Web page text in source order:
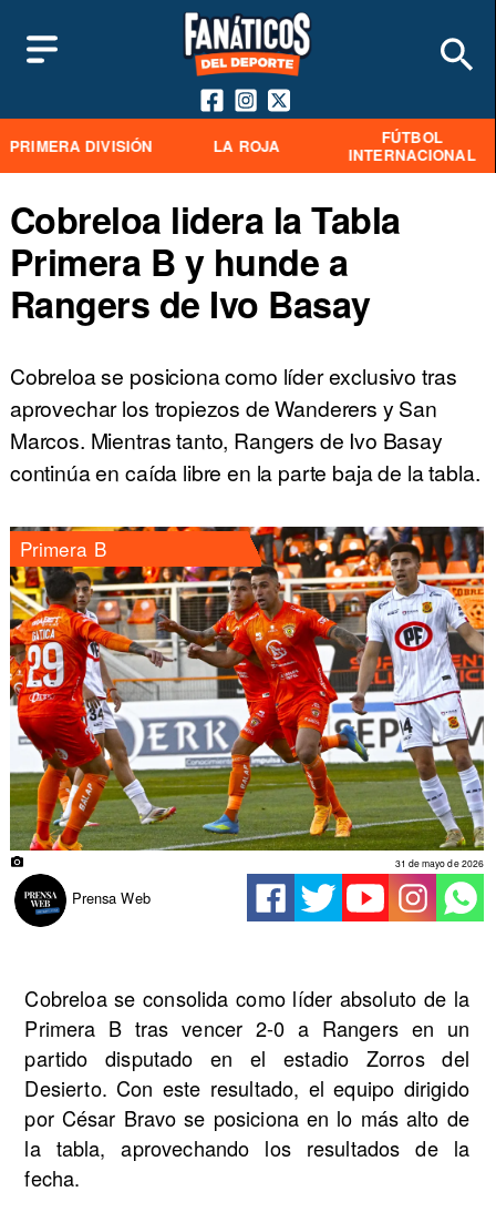
PRIMERA DIVISIÓN LA ROJA
FÚTBOL
INTERNACIONAL
Cobreloa lidera la Tabla
Primera B y hunde a
Rangers de Ivo Basay
Cobreloa se posiciona como líder exclusivo tras
aprovechar los tropiezos de Wanderers y San
Marcos. Mientras tanto, Rangers de Ivo Basay
continúa en caída libre en la parte baja de la tabla.
Primera B
Prensa Web
31 de mayo de 2026
Cobreloa se consolida como líder absoluto de la
Primera B tras vencer 2-0 a Rangers en un
partido disputado en el estadio Zorros del
Desierto. Con este resultado, el equipo dirigido
por César Bravo se posiciona en lo más alto de
la tabla, aprovechando los resultados de la
fecha.